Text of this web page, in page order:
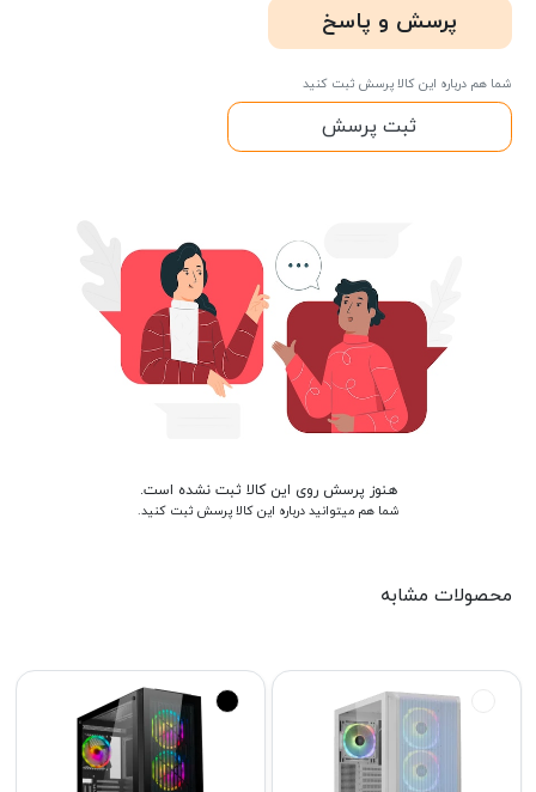
پرسش و پاسخ
شما هم درباره این کالا پرسش ثبت کنید
ثبت پرسش
هنوز پرسش روی این کالا ثبت نشده است.
شما هم میتوانید درباره این کالا پرسش ثبت کنید.
محصولات مشابه